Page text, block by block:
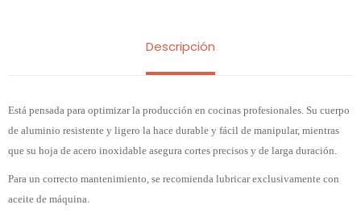
Descripción
Está pensada para optimizar la producción en cocinas profesionales. Su cuerpo
de aluminio resistente y ligero la hace durable y fácil de manipular, mientras
que su hoja de acero inoxidable asegura cortes precisos y de larga duración.
Para un correcto mantenimiento, se recomienda lubricar exclusivamente con
aceite de máquina.